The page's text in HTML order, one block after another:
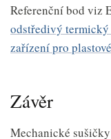
Referenční bod viz
odstředivý
zařízení pro
Závěr
Mechanické